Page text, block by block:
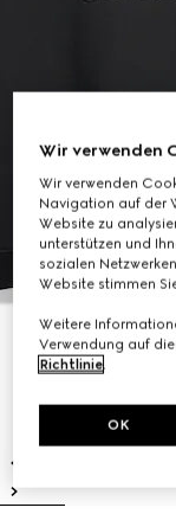
Wir verwenden
Wir verwenden
Navigation auf der
Website zu
unterstützen und
sozialen
Website stimmen
Weitere
Verwendung auf
Richtlinie.
OK